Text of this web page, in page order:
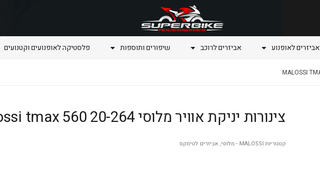
אביזרים לאופנוע אביזרים לרוכב שיפורים ותוספות פלסטיקה לאופנועים וקטנועים
צינורות יניקת אוויר מלוסי malossi tmax 560 20-264
קטגוריות MALOSSI - מלוסי ,אביזרים לטימקס